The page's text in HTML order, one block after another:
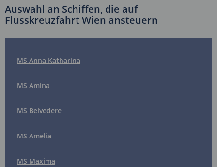
Auswahl an Schiffen, die auf
Flusskreuzfahrt Wien ansteuern
MS Anna Katharina
MS Amina
MS Belvedere
MS Amelia
MS Maxima